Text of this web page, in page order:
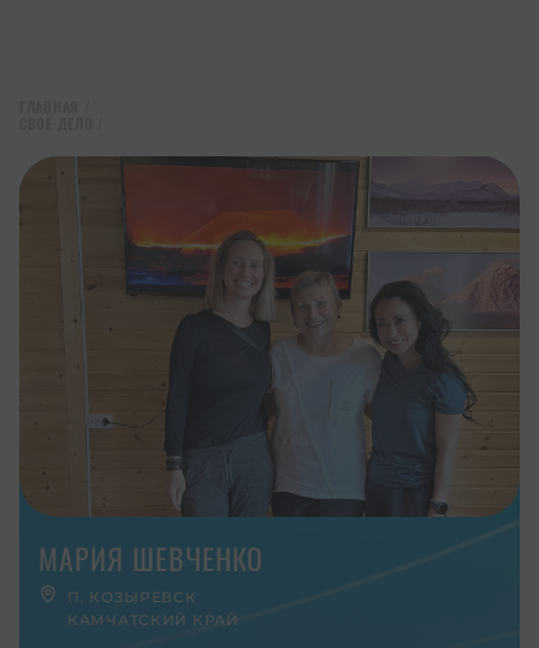
МАРИЯ ШЕВЧЕНКО
П. КОЗЫРЕВСК
КАМЧАТСКИЙ КРАЙ